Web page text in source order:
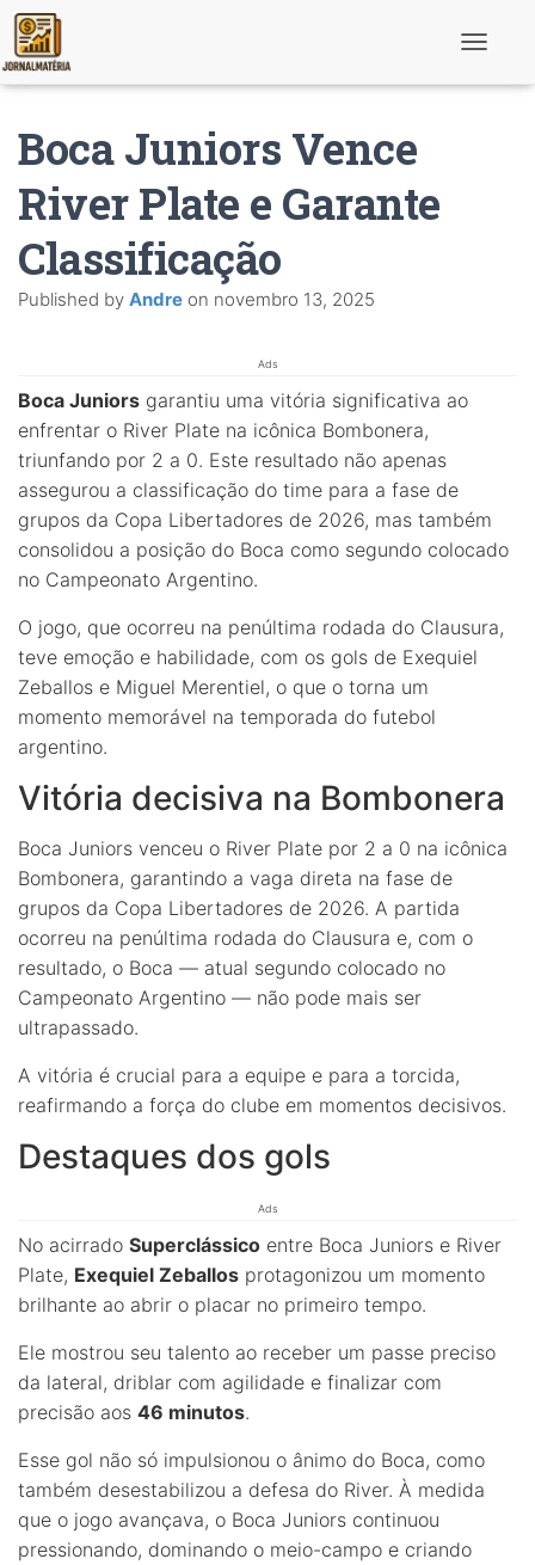
Boca Juniors Vence
River Plate e Garante
Classificação
Published by Andre on novembro 13, 2025
Ads
Boca Juniors garantiu uma vitória significativa ao
enfrentar o River Plate na icônica Bombonera,
triunfando por 2 a 0. Este resultado não apenas
assegurou a classificação do time para a fase de
grupos da Copa Libertadores de 2026, mas também
consolidou a posição do Boca como segundo colocado
no Campeonato Argentino.
O jogo, que ocorreu na penúltima rodada do Clausura,
teve emoção e habilidade, com os gols de Exequiel
Zeballos e Miguel Merentiel, o que o torna um
momento memorável na temporada do futebol
argentino.
Vitória decisiva na Bombonera
Boca Juniors venceu o River Plate por 2 a 0 na icônica
Bombonera, garantindo a vaga direta na fase de
grupos da Copa Libertadores de 2026. A partida
ocorreu na penúltima rodada do Clausura e, com o
resultado, o Boca — atual segundo colocado no
Campeonato Argentino — não pode mais ser
ultrapassado.
A vitória é crucial para a equipe e para a torcida,
reafirmando a força do clube em momentos decisivos.
Destaques dos gols
Ads
No acirrado Superclássico entre Boca Juniors e River
Plate, Exequiel Zeballos protagonizou um momento
brilhante ao abrir o placar no primeiro tempo.
Ele mostrou seu talento ao receber um passe preciso
da lateral, driblar com agilidade e finalizar com
precisão aos 46 minutos.
Esse gol não só impulsionou o ânimo do Boca, como
também desestabilizou a defesa do River. À medida
que o jogo avançava, o Boca Juniors continuou
pressionando, dominando o meio-campo e criando